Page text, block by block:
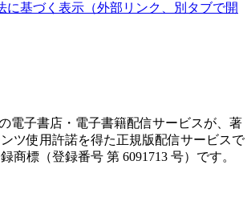
に基づく表示 （外部リンク、別タブで開
電子書店・電子書籍配信サービスが、著
ツ使用許諾を得た正規版配信サービスで
商標（登録番号 第 6091713 号）です。